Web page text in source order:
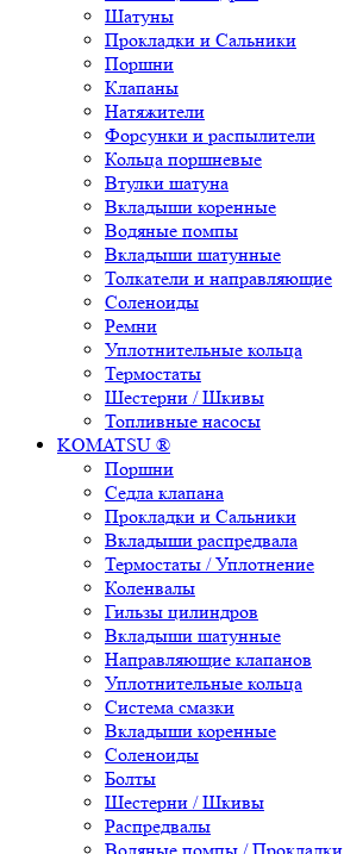
Шатуны
Прокладки и Сальники
Поршни
Клапаны
Натяжители
Форсунки и распылители
Кольца поршневые
Втулки шатуна
Вкладыши коренные
Водяные помпы
Вкладыши шатунные
Толкатели и направляющие
Соленоиды
Ремни
Уплотнительные кольца
Термостаты
Шестерни / Шкивы
Топливные насосы
KOMATSU ®
Поршни
Седла клапана
Прокладки и Сальники
Вкладыши распредвала
Термостаты / Уплотнение
Коленвалы
Гильзы цилиндров
Вкладыши шатунные
Направляющие клапанов
Уплотнительные кольца
Система смазки
Вкладыши коренные
Соленоиды
Болты
Шестерни / Шкивы
Распредвалы